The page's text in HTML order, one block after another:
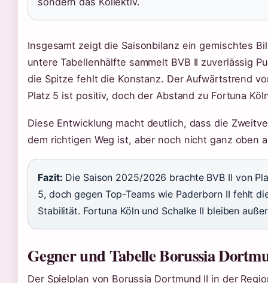
Insgesamt zeigt die Saisonbilanz ein gemischtes
untere Tabellenhälfte sammelt BVB II zuverlässig
die Spitze fehlt die Konstanz. Der Aufwärtstrend
Platz 5 ist positiv, doch der Abstand zu Fortuna
Diese Entwicklung macht deutlich, dass die
dem richtigen Weg ist, aber noch nicht ganz oben
Fazit: Die Saison 2025/2026 brachte BVB II von
5, doch gegen Top-Teams wie Paderborn II fehlt
Stabilität. Fortuna Köln und Schalke II bleiben
Gegner und Tabelle Borussia
Der Spielplan von Borussia Dortmund II in der